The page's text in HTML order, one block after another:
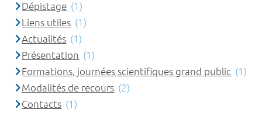
Dépistage (1)
Liens utiles (1)
Actualités (1)
Présentation (1)
Formations, journées scientifiques grand public (1)
Modalités de recours (2)
Contacts (1)